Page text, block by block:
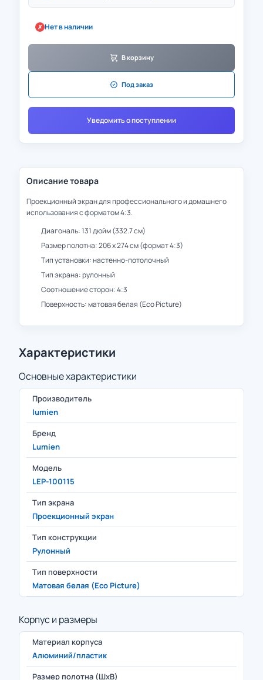
✗ Нет в наличии
В корзину
Под заказ
Уведомить о поступлении
Описание товара
Проекционный экран для профессионального и домашнего
использования с форматом 4:3.
Диагональ: 131 дюйм (332.7 см)
Размер полотна: 206 x 274 см (формат 4:3)
Тип установки: настенно-потолочный
Тип экрана: рулонный
Соотношение сторон: 4:3
Поверхность: матовая белая (Eco Picture)
Характеристики
Основные характеристики
Производитель
lumien
Бренд
Lumien
Модель
LEP-100115
Тип экрана
Проекционный экран
Тип конструкции
Рулонный
Тип поверхности
Матовая белая (Eco Picture)
Корпус и размеры
Материал корпуса
Алюминий/пластик
Размер полотна (ШxВ)